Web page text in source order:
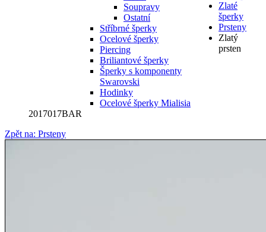
Soupravy
Ostatní
Stříbrné šperky
Ocelové šperky
Piercing
Briliantové šperky
Šperky s komponenty
Swarovski
Hodinky
Ocelové šperky Mialisia
Zlaté
šperky
Prsteny
Zlatý
prsten
2017017BAR
Zpět na: Prsteny